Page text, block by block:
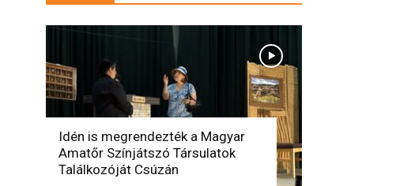
Idén is megrendezték a Magyar
Amatőr Színjátszó Társulatok
Találkozóját Csúzán